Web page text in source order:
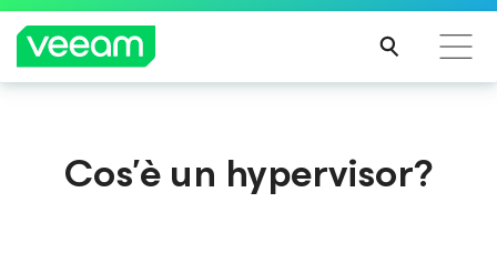
dall'aggiornamento dei contenuti di CrowdStrike
Cos'è un hypervisor?